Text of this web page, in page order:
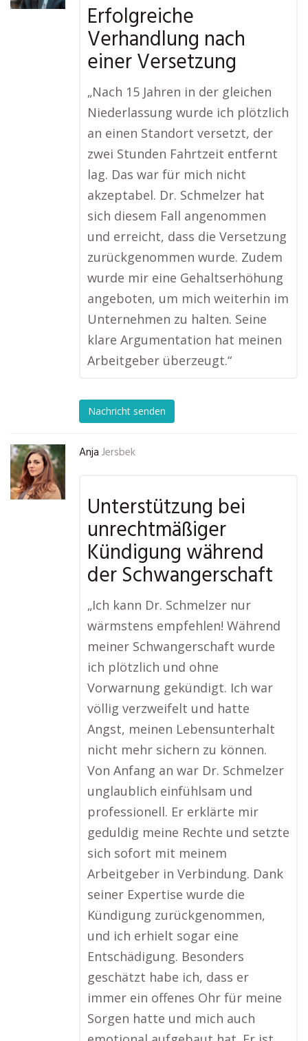
Erfolgreiche
Verhandlung nach
einer Versetzung
„Nach 15 Jahren in der gleichen
Niederlassung wurde ich plötzlich
an einen Standort versetzt, der
zwei Stunden Fahrtzeit entfernt
lag. Das war für mich nicht
akzeptabel. Dr. Schmelzer hat
sich diesem Fall angenommen
und erreicht, dass die Versetzung
zurückgenommen wurde. Zudem
wurde mir eine Gehaltserhöhung
angeboten, um mich weiterhin im
Unternehmen zu halten. Seine
klare Argumentation hat meinen
Arbeitgeber überzeugt.“
Nachricht senden
Anja Jersbek
Unterstützung bei
unrechtmäßiger
Kündigung während
der Schwangerschaft
„Ich kann Dr. Schmelzer nur
wärmstens empfehlen! Während
meiner Schwangerschaft wurde
ich plötzlich und ohne
Vorwarnung gekündigt. Ich war
völlig verzweifelt und hatte
Angst, meinen Lebensunterhalt
nicht mehr sichern zu können.
Von Anfang an war Dr. Schmelzer
unglaublich einfühlsam und
professionell. Er erklärte mir
geduldig meine Rechte und setzte
sich sofort mit meinem
Arbeitgeber in Verbindung. Dank
seiner Expertise wurde die
Kündigung zurückgenommen,
und ich erhielt sogar eine
Entschädigung. Besonders
geschätzt habe ich, dass er
immer ein offenes Ohr für meine
Sorgen hatte und mich auch